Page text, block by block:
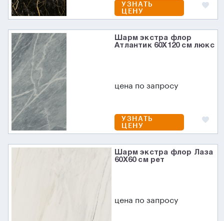
УЗНАТЬ
ЦЕНУ
Шарм экстра флор
Атлантик 60X120 см люкс
цена по запросу
УЗНАТЬ
ЦЕНУ
Шарм экстра флор Лаза
60X60 см рет
цена по запросу